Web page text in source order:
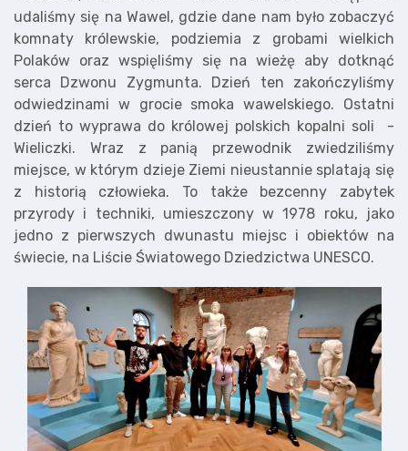
udaliśmy się na Wawel, gdzie dane nam było zobaczyć
komnaty królewskie, podziemia z grobami wielkich
Polaków oraz wspięliśmy się na wieżę aby dotknąć
serca Dzwonu Zygmunta. Dzień ten zakończyliśmy
odwiedzinami w grocie smoka wawelskiego. Ostatni
dzień to wyprawa do królowej polskich kopalni soli -
Wieliczki. Wraz z panią przewodnik zwiedziliśmy
miejsce, w którym dzieje Ziemi nieustannie splatają się
z historią człowieka. To także bezcenny zabytek
przyrody i techniki, umieszczony w 1978 roku, jako
jedno z pierwszych dwunastu miejsc i obiektów na
świecie, na Liście Światowego Dziedzictwa UNESCO.